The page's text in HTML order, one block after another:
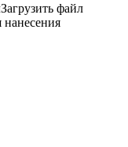
Загрузить файл